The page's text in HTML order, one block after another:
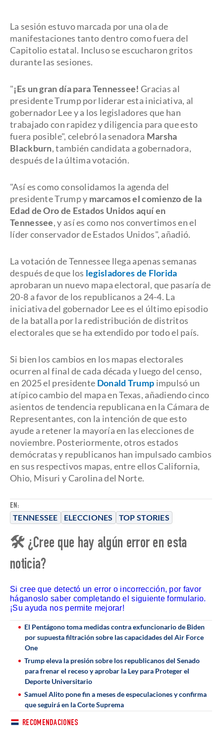
EN:
TENNESSEE ELECCIONES TOP STORIES
La sesión estuvo marcada por una ola de
manifestaciones tanto dentro como fuera del
Capitolio estatal. Incluso se escucharon gritos
durante las sesiones.
"¡Es un gran día para Tennessee! Gracias al
presidente Trump por liderar esta iniciativa, al
gobernador Lee y a los legisladores que han
trabajado con rapidez y diligencia para que esto
fuera posible", celebró la senadora Marsha
Blackburn, también candidata a gobernadora,
después de la última votación.
"Así es como consolidamos la agenda del
presidente Trump y marcamos el comienzo de la
Edad de Oro de Estados Unidos aquí en
Tennessee, y así es como nos convertimos en el
líder conservador de Estados Unidos", añadió.
La votación de Tennessee llega apenas semanas
después de que los legisladores de Florida
aprobaran un nuevo mapa electoral, que pasaría de
20-8 a favor de los republicanos a 24-4. La
iniciativa del gobernador Lee es el último episodio
de la batalla por la redistribución de distritos
electorales que se ha extendido por todo el país.
Si bien los cambios en los mapas electorales
ocurren al final de cada década y luego del censo,
en 2025 el presidente Donald Trump impulsó un
atípico cambio del mapa en Texas, añadiendo cinco
asientos de tendencia republicana en la Cámara de
Representantes, con la intención de que esto
ayude a retener la mayoría en las elecciones de
noviembre. Posteriormente, otros estados
demócratas y republicanos han impulsado cambios
en sus respectivos mapas, entre ellos California,
Ohio, Misuri y Carolina del Norte.
🛠 ¿Cree que hay algún error en esta
noticia?
Si cree que detectó un error o incorrección, por favor
háganoslo saber completando el siguiente formulario.
¡Su ayuda nos permite mejorar!
El Pentágono toma medidas contra exfuncionario de Biden
por supuesta filtración sobre las capacidades del Air Force
One
Trump eleva la presión sobre los republicanos del Senado
para frenar el receso y aprobar la Ley para Proteger el
Deporte Universitario
Samuel Alito pone fin a meses de especulaciones y confirma
que seguirá en la Corte Suprema
RECOMENDACIONES